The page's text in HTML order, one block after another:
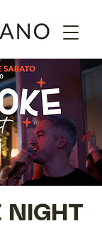
NIGHT